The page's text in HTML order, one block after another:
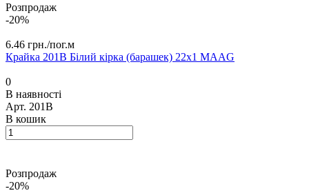
Розпродаж
-20%
6.46 грн./пог.м
Крайка 201В Білий кірка (барашек) 22х1 MАAG
0
В наявності
Арт. 201В
В кошик
Розпродаж
-20%